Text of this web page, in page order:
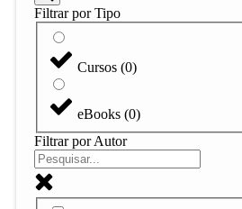
Filtrar por Tipo
Cursos (0)
eBooks (0)
Filtrar por Autor